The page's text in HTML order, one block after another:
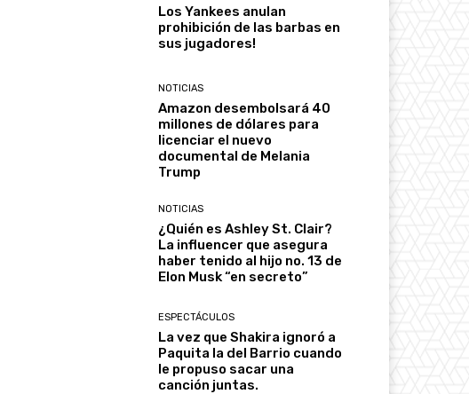
Los Yankees anulan
prohibición de las barbas en
sus jugadores!
NOTICIAS
Amazon desembolsará 40
millones de dólares para
licenciar el nuevo
documental de Melania
Trump
NOTICIAS
¿Quién es Ashley St. Clair?
La influencer que asegura
haber tenido al hijo no. 13 de
Elon Musk “en secreto”
ESPECTÁCULOS
La vez que Shakira ignoró a
Paquita la del Barrio cuando
le propuso sacar una
canción juntas.